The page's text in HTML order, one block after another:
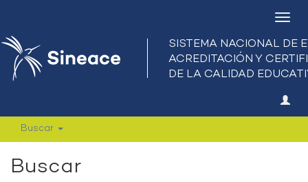
Buscar
Buscar